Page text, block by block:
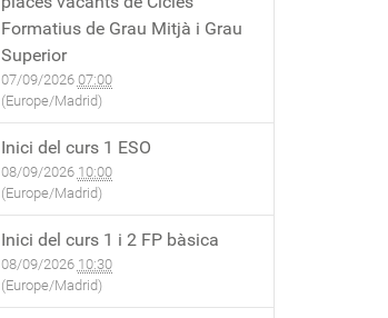
Formatius de Grau Mitjà i Grau
Superior
07/09/2026 07:00
(Europe/Madrid)
Inici del curs 1 ESO
08/09/2026 10:00
(Europe/Madrid)
Inici del curs 1 i 2 FP bàsica
08/09/2026 10:30
(Europe/Madrid)